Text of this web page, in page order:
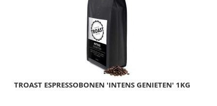
TROAST ESPRESSOBONEN 'INTENS GENIETEN' 1KG